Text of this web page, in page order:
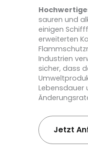
sauren und
einigen
erweiterten
Industrien
sicher, dass
Lebensdauer
Jetzt